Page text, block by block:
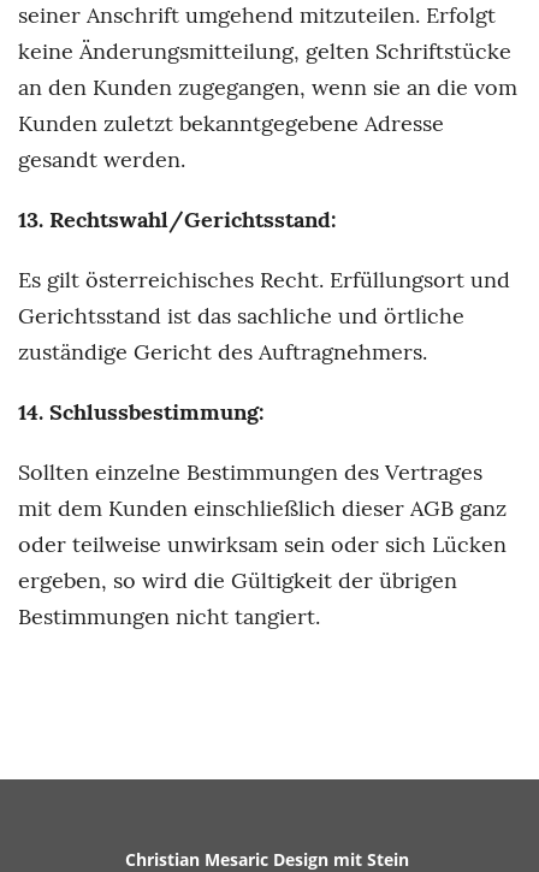
seiner Anschrift umgehend mitzuteilen. Erfolgt
keine Änderungsmitteilung, gelten Schriftstücke
an den Kunden zugegangen, wenn sie an die vom
Kunden zuletzt bekanntgegebene Adresse
gesandt werden.
13. Rechtswahl/Gerichtsstand:
Es gilt österreichisches Recht. Erfüllungsort und
Gerichtsstand ist das sachliche und örtliche
zuständige Gericht des Auftragnehmers.
14. Schlussbestimmung:
Sollten einzelne Bestimmungen des Vertrages
mit dem Kunden einschließlich dieser AGB ganz
oder teilweise unwirksam sein oder sich Lücken
ergeben, so wird die Gültigkeit der übrigen
Bestimmungen nicht tangiert.
Christian Mesaric Design mit Stein